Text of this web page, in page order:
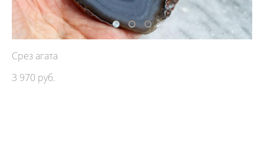
Срез агата
3 970 pуб.